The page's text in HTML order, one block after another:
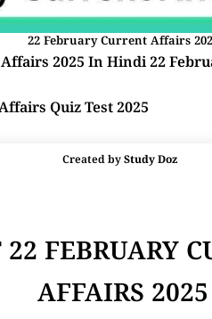
22 February Current Affairs
2025 In Hindi 22
Quiz Test 2025
Created byStudy Doz
22 FEBRUARY
AFFAIRS 2025